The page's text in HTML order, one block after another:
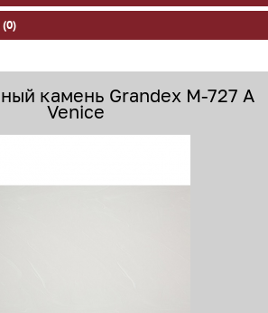
(0)
камень Grandex M-727 A
Venice